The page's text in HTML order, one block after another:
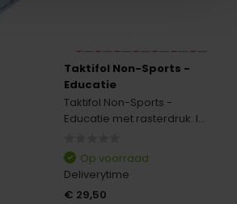
Taktifol Non-Sports -
Educatie
Taktifol Non-Sports -
Educatie met rasterdruk. I...
Op voorraad
Deliverytime
€ 29,50